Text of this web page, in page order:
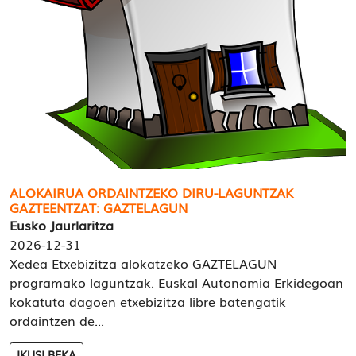
ALOKAIRUA ORDAINTZEKO DIRU-LAGUNTZAK
GAZTEENTZAT: GAZTELAGUN
Eusko Jaurlaritza
2026-12-31
Xedea Etxebizitza alokatzeko GAZTELAGUN
programako laguntzak. Euskal Autonomia Erkidegoan
kokatuta dagoen etxebizitza libre batengatik
ordaintzen de...